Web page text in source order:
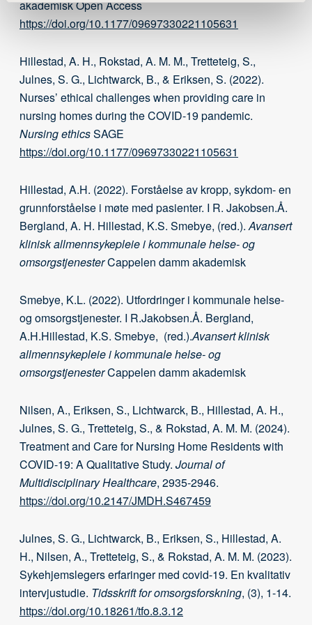
akademisk Open Access
https://doi.org/10.1177/09697330221105631
Hillestad, A. H., Rokstad, A. M. M., Tretteteig, S.,
Julnes, S. G., Lichtwarck, B., & Eriksen, S. (2022).
Nurses’ ethical challenges when providing care in
nursing homes during the COVID-19 pandemic.
Nursing ethicsSAGE
https://doi.org/10.1177/09697330221105631
Hillestad, A.H. (2022). Forståelse av kropp, sykdom- en
grunnforståelse i møte med pasienter. I R. Jakobsen.Å.
Bergland, A. H. Hillestad, K.S. Smebye, (red.).Avansert
klinisk allmennsykepleie i kommunale helse- og
omsorgstjenesterCappelen damm akademisk
Smebye, K.L. (2022). Utfordringer i kommunale helse-
og omsorgstjenester. I R.Jakobsen.Å. Bergland,
A.H.Hillestad, K.S. Smebye, (red.).Avansert klinisk
allmennsykepleie i kommunale helse- og
omsorgstjenesterCappelen damm akademisk
Nilsen, A., Eriksen, S., Lichtwarck, B., Hillestad, A. H.,
Julnes, S. G., Tretteteig, S., & Rokstad, A. M. M. (2024).
Treatment and Care for Nursing Home Residents with
COVID-19: A Qualitative Study. Journal of
Multidisciplinary Healthcare, 2935-2946.
https://doi.org/10.2147/JMDH.S467459
Julnes, S. G., Lichtwarck, B., Eriksen, S., Hillestad, A.
H., Nilsen, A., Tretteteig, S., & Rokstad, A. M. M. (2023).
Sykehjemslegers erfaringer med covid-19. En kvalitativ
intervjustudie. Tidsskrift for omsorgsforskning, (3), 1-14.
https://doi.org/10.18261/tfo.8.3.12